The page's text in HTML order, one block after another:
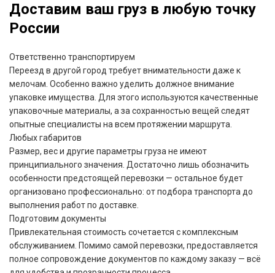
Доставим ваш груз в любую точку
России
Ответственно транспортируем
Переезд в другой город требует внимательности даже к
мелочам. Особенно важно уделить должное внимание
упаковке имущества. Для этого используются качественные
упаковочные материалы, а за сохранностью вещей следят
опытные специалисты на всем протяжении маршрута.
Любых габаритов
Размер, вес и другие параметры груза не имеют
принципиального значения. Достаточно лишь обозначить
особенности предстоящей перевозки — остальное будет
организовано профессионально: от подбора транспорта до
выполнения работ по доставке.
Подготовим документы
Привлекательная стоимость сочетается с комплексным
обслуживанием. Помимо самой перевозки, предоставляется
полное сопровождение документов по каждому заказу — всё